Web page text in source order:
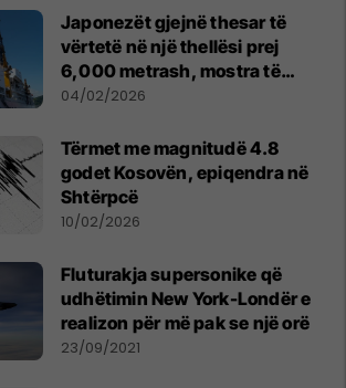
Japonezët gjejnë thesar të
vërtetë në një thellësi prej
6,000 metrash, mostra të
mineraleve të rralla
04/02/2026
Tërmet me magnitudë 4.8
godet Kosovën, epiqendra në
Shtërpcë
10/02/2026
Fluturakja supersonike që
udhëtimin New York-Londër e
realizon për më pak se një orë
23/09/2021